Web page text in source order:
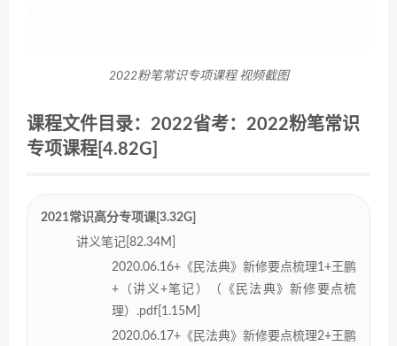
2022粉笔常识专项课程 视频截图
课程文件目录：2022省考：2022粉笔常识
专项课程[4.82G]
2021常识高分专项课[3.32G]
讲义笔记[82.34M]
2020.06.16+《民法典》新修要点梳理1+王鹏
+（讲义+笔记）（《民法典》新修要点梳
理）.pdf[1.15M]
2020.06.17+《民法典》新修要点梳理2+王鹏